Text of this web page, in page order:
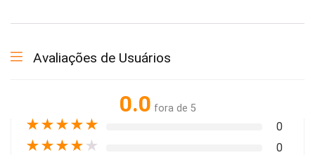
Avaliações de Usuários
0.0 fora de 5
★★★★★ 0
★★★★ ★ 0